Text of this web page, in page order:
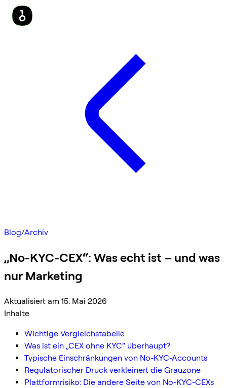
Blog/Archiv
„No-KYC-CEX“: Was echt ist – und was
nur Marketing
Aktualisiert am 15. Mai 2026
Inhalte
Wichtige Vergleichstabelle
Was ist ein „CEX ohne KYC“ überhaupt?
Typische Einschränkungen von No-KYC-Accounts
Regulatorischer Druck verkleinert die Grauzone
Plattformrisiko: Die andere Seite von No-KYC-CEXs